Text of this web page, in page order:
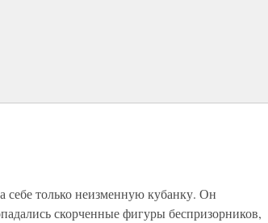
себе только неизменную кубанку. Он
скорченные фигуры беспризорников,